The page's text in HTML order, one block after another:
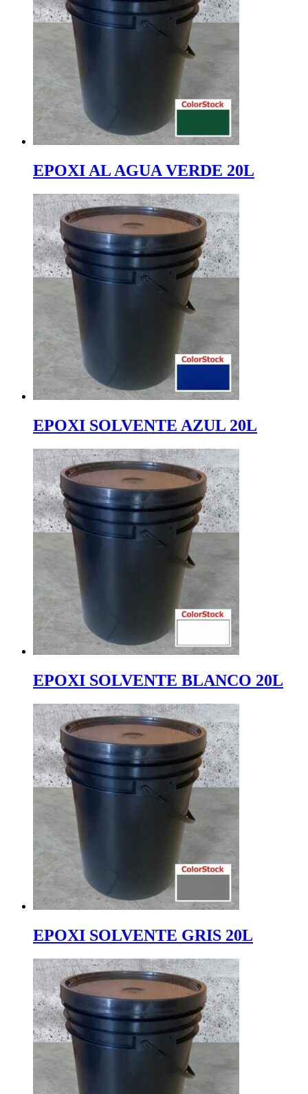
EPOXI AL AGUA VERDE 20L
EPOXI SOLVENTE AZUL 20L
EPOXI SOLVENTE BLANCO 20L
EPOXI SOLVENTE GRIS 20L